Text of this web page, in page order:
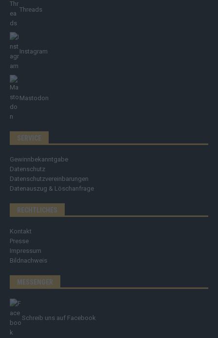
Threads
Instagram
Mastodon
SERVICE
Gewinnbekanntgabe
Datenschutz
Datenschutzvereinbarungen
Datenauszug & Löschanfrage
RECHTLICHES
Kontakt
Presse
Impressum
Bildnachweis
MESSENGER
Schreib uns auf Facebook